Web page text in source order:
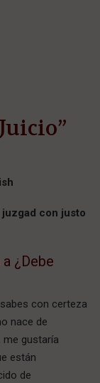
con justo
¿Debe
con certeza
nace de
me gustaría
están
de